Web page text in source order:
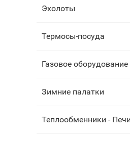
Эхолоты
Термосы-посуда
Газовое оборудование
Зимние палатки
Теплообменники - Печи